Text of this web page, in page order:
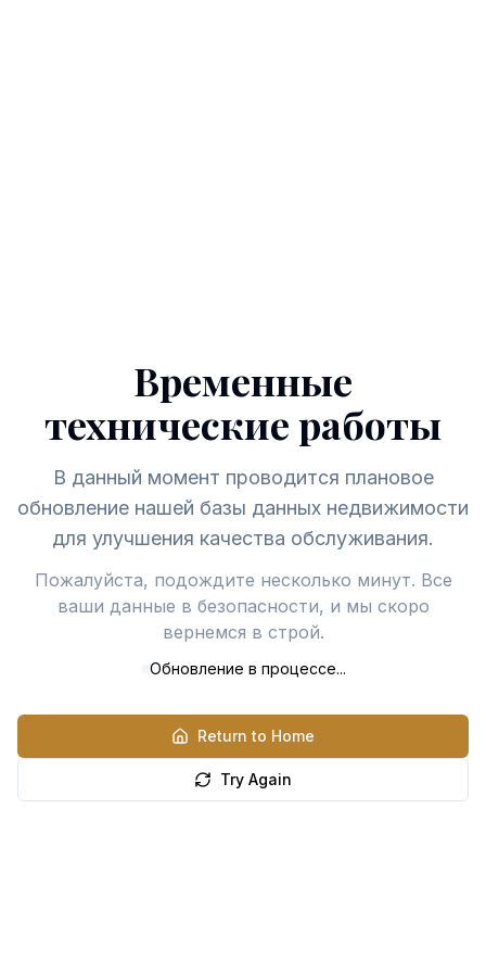
Временные
технические работы
В данный момент проводится плановое
обновление нашей базы данных недвижимости
для улучшения качества обслуживания.
Пожалуйста, подождите несколько минут. Все
ваши данные в безопасности, и мы скоро
вернемся в строй.
Обновление в процессе...
Return to Home
Try Again